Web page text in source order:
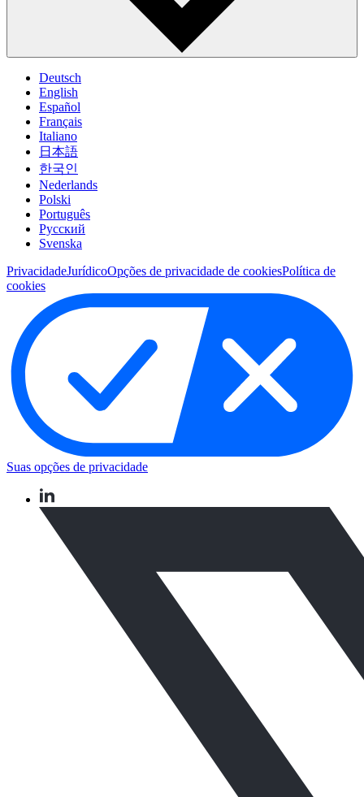
Deutsch
English
Español
Français
Italiano
日本語
한국인
Nederlands
Polski
Português
Pусский
Svenska
PrivacidadeJurídicoOpções de privacidade de cookiesPolítica de
cookies
Suas opções de privacidade